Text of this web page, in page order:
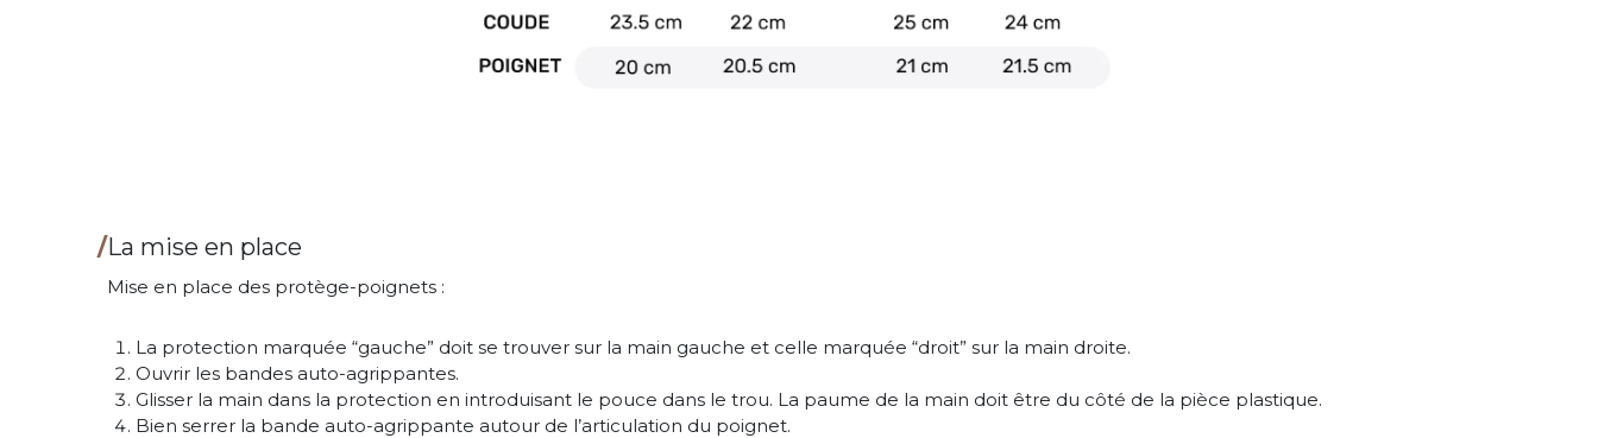
/La mise en place
Mise en place des protège-poignets :
La protection marquée “gauche” doit se trouver sur la main gauche et celle marquée “droit” sur la main droite.
Ouvrir les bandes auto-agrippantes.
Glisser la main dans la protection en introduisant le pouce dans le trou. La paume de la main doit être du côté de la pièce plastique.
Bien serrer la bande auto-agrippante autour de l’articulation du poignet.